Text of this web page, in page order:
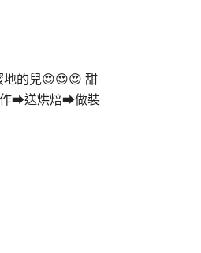
地的兒😍😍😍 甜
作➡送烘焙➡做裝